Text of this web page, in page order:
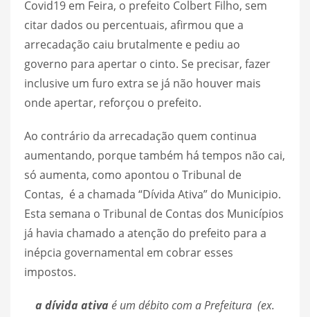
Covid19 em Feira, o prefeito Colbert Filho, sem
citar dados ou percentuais, afirmou que a
arrecadação caiu brutalmente e pediu ao
governo para apertar o cinto. Se precisar, fazer
inclusive um furo extra se já não houver mais
onde apertar, reforçou o prefeito.
Ao contrário da arrecadação quem continua
aumentando, porque também há tempos não cai,
só aumenta, como apontou o Tribunal de
Contas, é a chamada “Dívida Ativa” do Municipio.
Esta semana o Tribunal de Contas dos Municípios
já havia chamado a atenção do prefeito para a
inépcia governamental em cobrar esses
impostos.
a dívida ativa é um débito com a Prefeitura (ex.